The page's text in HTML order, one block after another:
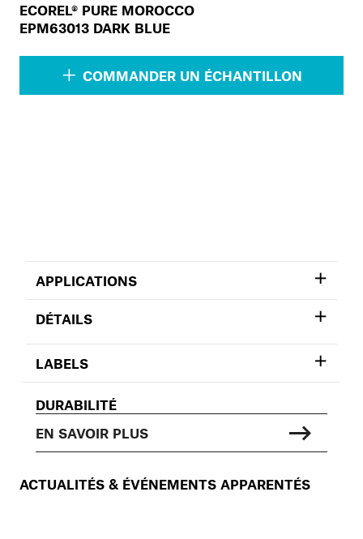
ECOREL® PURE MOROCCO
EPM63013 DARK BLUE
COMMANDER UN ÉCHANTILLON
APPLICATIONS
DÉTAILS
LABELS
DURABILITÉ
EN SAVOIR PLUS
ACTUALITÉS & ÉVÉNEMENTS APPARENTÉS